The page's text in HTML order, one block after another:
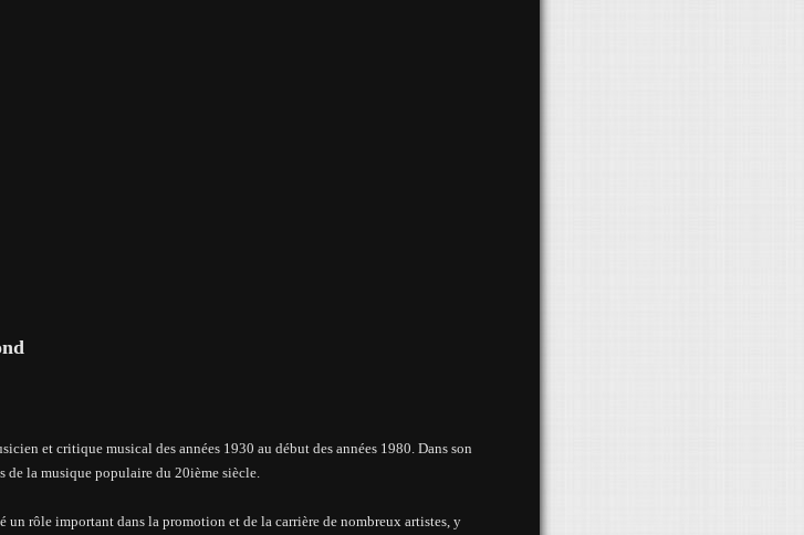
et critique musical des années 1930 au début des années 1980. Dans son
de la musique populaire du 20ième siècle.
rôle important dans la promotion et de la carrière de nombreux artistes, y